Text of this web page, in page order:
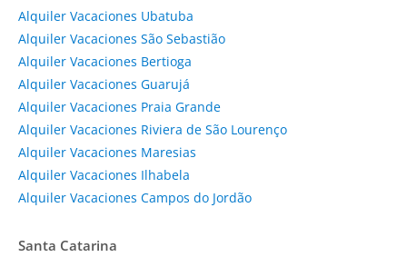
Alquiler Vacaciones Ubatuba
Alquiler Vacaciones São Sebastião
Alquiler Vacaciones Bertioga
Alquiler Vacaciones Guarujá
Alquiler Vacaciones Praia Grande
Alquiler Vacaciones Riviera de São Lourenço
Alquiler Vacaciones Maresias
Alquiler Vacaciones Ilhabela
Alquiler Vacaciones Campos do Jordão
Santa Catarina